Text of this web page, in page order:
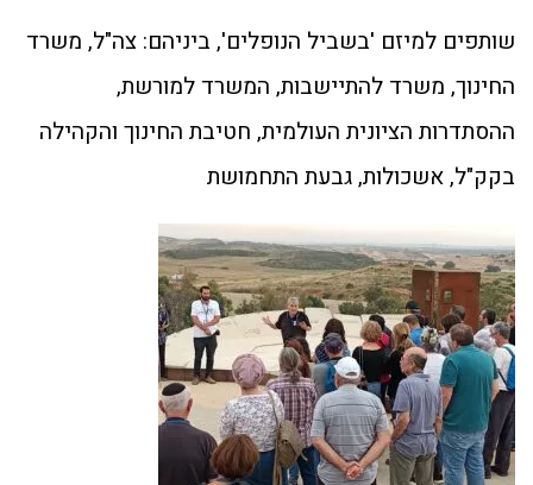
שותפים למיזם 'בשביל הנופלים', ביניהם: צה"ל, משרד
החינוך, משרד להתיישבות, המשרד למורשת,
ההסתדרות הציונית העולמית, חטיבת החינוך והקהילה
בקק"ל, אשכולות, גבעת התחמושת